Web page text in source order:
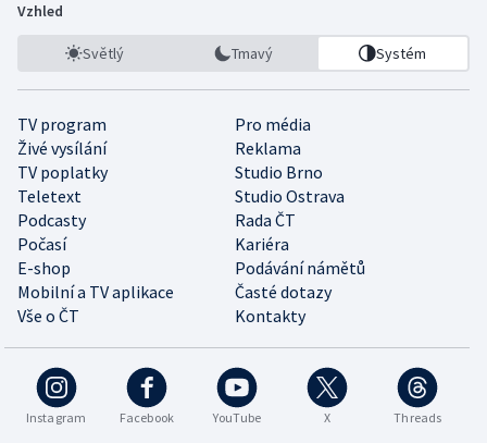
Vzhled
Světlý Tmavý Systém
TV program
Pro média
Živé vysílání
Reklama
TV poplatky
Studio Brno
Teletext
Studio Ostrava
Podcasty
Rada ČT
Počasí
Kariéra
E-shop
Podávání námětů
Mobilní a TV aplikace
Časté dotazy
Vše o ČT
Kontakty
Instagram Facebook YouTube X Threads